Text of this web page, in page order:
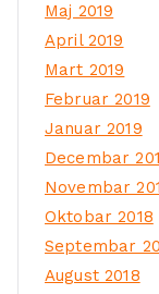
Maj 2019
April 2019
Mart 2019
Februar 2019
Januar 2019
Decembar
Novembar
Oktobar 2018
Septembar
August 2018